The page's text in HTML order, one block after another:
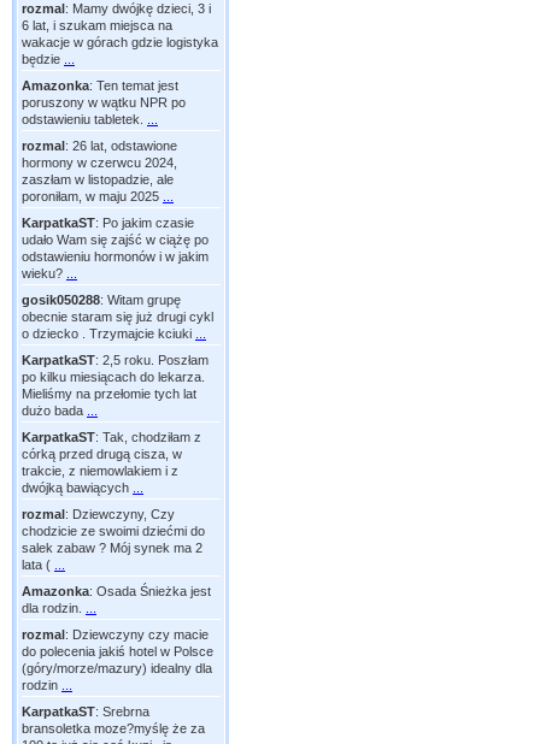
rozmal: Mamy dwójkę dzieci, 3 i
6 lat, i szukam miejsca na
wakacje w górach gdzie logistyka
będzie
Amazonka: Ten temat jest
poruszony w wątku NPR po
odstawieniu tabletek.
rozmal: 26 lat, odstawione
hormony w czerwcu 2024,
zaszłam w listopadzie, ale
poroniłam, w maju 2025
KarpatkaST: Po jakim czasie
udało Wam się zajść w ciążę po
odstawieniu hormonów i w jakim
wieku?
gosik050288: Witam grupę
obecnie staram się już drugi cykl
o dziecko . Trzymajcie kciuki
KarpatkaST: 2,5 roku. Poszłam
po kilku miesiącach do lekarza.
Mieliśmy na przełomie tych lat
dużo bada
KarpatkaST: Tak, chodziłam z
córką przed drugą cisza, w
trakcie, z niemowlakiem i z
dwójką bawiących
rozmal: Dziewczyny, Czy
chodzicie ze swoimi dziećmi do
salek zabaw ? Mój synek ma 2
lata (
Amazonka: Osada Śnieżka jest
dla rodzin.
rozmal: Dziewczyny czy macie
do polecenia jakiś hotel w Polsce
(góry/morze/mazury) idealny dla
rodzin
KarpatkaST: Srebrna
bransoletka moze?myślę że za